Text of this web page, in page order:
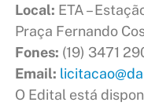
Local: ETA –
Praça Fernando
Fones: (19) 3471
Email:
O Edital está